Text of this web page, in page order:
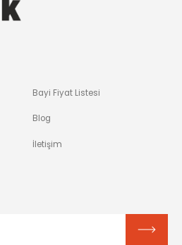
Bayi Fiyat Listesi
Blog
İletişim